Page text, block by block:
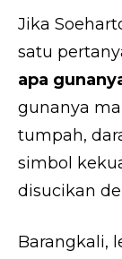
Jika
satu
apa
gunanya
tumpah,
simbol
disucikan
Barangkali,